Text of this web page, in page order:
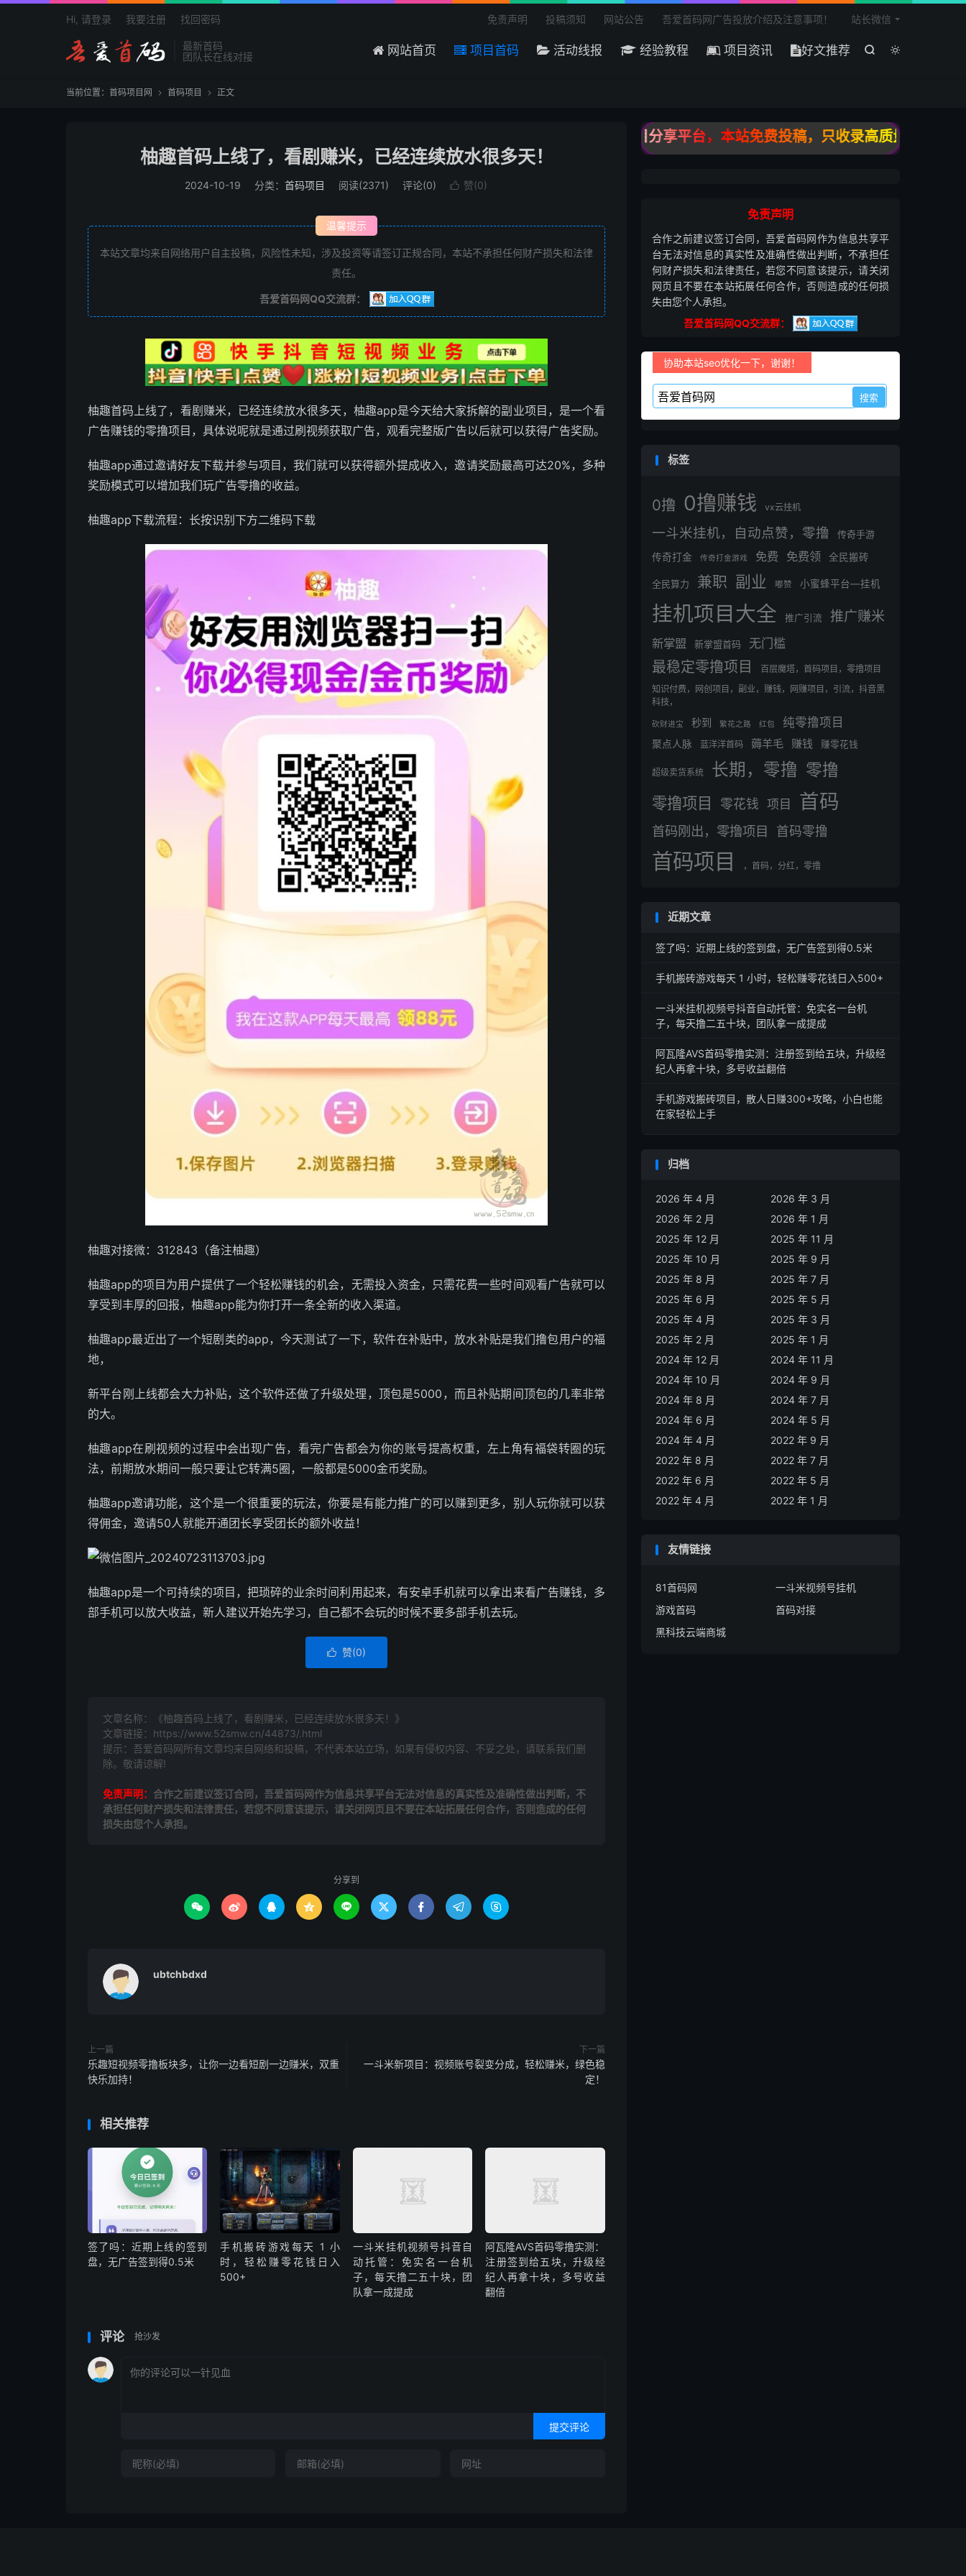
最新首码
团队长在线对接


网站首页 项目首码 活动线报 经验教程 项目资讯 好文推荐
免责声明 投稿须知 网站公告 吾爱首码网广告投放介绍及注意事项！ 站长微信
Hi, 请登录 我要注册 找回密码

当前位置： 首码项目网  首码项目  正文
柚趣首码上线了，看剧赚米，已经连续放水很多天！
2024-10-19 分类： 首码项目 阅读(2371) 评论(0)  赞(0)
温馨提示
本站文章均来自网络用户自主投稿，风险性未知，涉及投资等请签订正规合同，本站不承担任何财产损失和法律
责任。
吾爱首码网QQ交流群：
柚趣首码上线了，看剧赚米，已经连续放水很多天，柚趣app是今天给大家拆解的副业项目，是一个看
广告赚钱的零撸项目，具体说呢就是通过刷视频获取广告，观看完整版广告以后就可以获得广告奖励。
柚趣app通过邀请好友下载并参与项目，我们就可以获得额外提成收入，邀请奖励最高可达20%，多种
奖励模式可以增加我们玩广告零撸的收益。
柚趣app下载流程：长按识别下方二维码下载
柚趣对接微：312843（备注柚趣）
柚趣app的项目为用户提供了一个轻松赚钱的机会，无需投入资金，只需花费一些时间观看广告就可以
享受到丰厚的回报，柚趣app能为你打开一条全新的收入渠道。
柚趣app最近出了一个短剧类的app，今天测试了一下，软件在补贴中，放水补贴是我们撸包用户的福
地，
新平台刚上线都会大力补贴，这个软件还做了升级处理，顶包是5000，而且补贴期间顶包的几率非常
的大。
柚趣app在刷视频的过程中会出现广告，看完广告都会为你的账号提高权重，左上角有福袋转圈的玩
法，前期放水期间一般只要让它转满5圈，一般都是5000金币奖励。
柚趣app邀请功能，这个是一个很重要的玩法，你要是有能力推广的可以赚到更多，别人玩你就可以获
得佣金，邀请50人就能开通团长享受团长的额外收益！
柚趣app是一个可持续的项目，把琐碎的业余时间利用起来，有安卓手机就可以拿出来看广告赚钱，多
部手机可以放大收益，新人建议开始先学习，自己都不会玩的时候不要多部手机去玩。
 赞(0)
文章名称：《柚趣首码上线了，看剧赚米，已经连续放水很多天！》
文章链接： https://www.52smw.cn/44873/.html
提示：吾爱首码网所有文章均来自网络和投稿，不代表本站立场，如果有侵权内容、不妥之处，请联系我们删
除。敬请谅解!
免责声明： 合作之前建议签订合同，吾爱首码网作为信息共享平台无法对信息的真实性及准确性做出判断，不
承担任何财产损失和法律责任，若您不同意该提示，请关闭网页且不要在本站拓展任何合作，否则造成的任何
损失由您个人承担。
分享到
        
ubtchbdxd
上一篇
乐趣短视频零撸板块多，让你一边看短剧一边赚米，双重
快乐加持！
下一篇
一斗米新项目：视频账号裂变分成，轻松赚米，绿色稳
定！
相关推荐
签了吗：近期上线的签到
盘，无广告签到得0.5米
手机搬砖游戏每天 1 小
时，轻松赚零花钱日入
500+
一斗米挂机视频号抖音自
动托管：免实名一台机
子，每天撸二五十块，团
队拿一成提成
阿瓦隆AVS首码零撸实测：
注册签到给五块，升级经
纪人再拿十块，多号收益
翻倍
评论 抢沙发
提交评论
欢迎来到吾爱首码网 - 国内最大的首码项目分享平台，本站免费投稿，只收录高质量原创投稿，宁
免责声明
合作之前建议签订合同，吾爱首码网作为信息共享平
台无法对信息的真实性及准确性做出判断，不承担任
何财产损失和法律责任，若您不同意该提示，请关闭
网页且不要在本站拓展任何合作，否则造成的任何损
失由您个人承担。
吾爱首码网QQ交流群：
协助本站seo优化一下，谢谢！
标签
0撸 0撸赚钱 vx云挂机
一斗米挂机，自动点赞，零撸
传奇手游
传奇打金
传奇打金游戏 免费 免费领 全民搬砖
全民算力 兼职 副业 嘟赞 小蜜蜂平台—挂机
挂机项目大全 推广引流 推广赚米
新掌盟 新掌盟首码 无门槛
最稳定零撸项目
百层魔塔，首码项目，零撸项目
知识付费，网创项目，副业，赚钱，网赚项目，引流，抖音黑
科技，
砍财进宝 秒到 繁花之路 红包 纯零撸项目
聚点人脉 蓝洋洋首码 薅羊毛 赚钱 赚零花钱
超级卖货系统 长期，零撸 零撸
零撸项目 零花钱 项目 首码
首码刚出，零撸项目 首码零撸
首码项目 ，首码，分红，零撸
近期文章
签了吗：近期上线的签到盘，无广告签到得0.5米
手机搬砖游戏每天 1 小时，轻松赚零花钱日入500+
一斗米挂机视频号抖音自动托管：免实名一台机
子，每天撸二五十块，团队拿一成提成
阿瓦隆AVS首码零撸实测：注册签到给五块，升级经
纪人再拿十块，多号收益翻倍
手机游戏搬砖项目，散人日赚300+攻略，小白也能
在家轻松上手
归档
2026 年 4 月
2026 年 3 月
2026 年 2 月
2026 年 1 月
2025 年 12 月
2025 年 11 月
2025 年 10 月
2025 年 9 月
2025 年 8 月
2025 年 7 月
2025 年 6 月
2025 年 5 月
2025 年 4 月
2025 年 3 月
2025 年 2 月
2025 年 1 月
2024 年 12 月
2024 年 11 月
2024 年 10 月
2024 年 9 月
2024 年 8 月
2024 年 7 月
2024 年 6 月
2024 年 5 月
2024 年 4 月
2022 年 9 月
2022 年 8 月
2022 年 7 月
2022 年 6 月
2022 年 5 月
2022 年 4 月
2022 年 1 月
友情链接
81首码网
一斗米视频号挂机
游戏首码
首码对接
黑科技云端商城